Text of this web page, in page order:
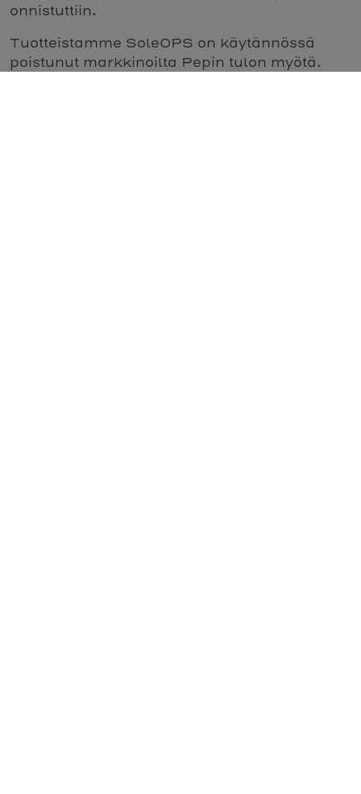
onnistuttiin.
Tuotteistamme SoleOPS on käytännössä
poistunut markkinoilta Pepin tulon myötä.